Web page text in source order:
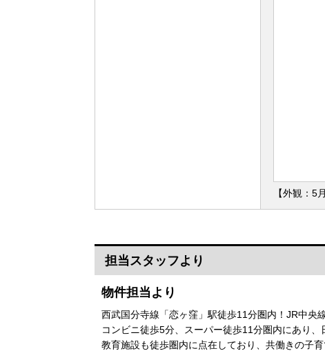
【外観：5
担当スタッフより
物件担当より
西武国分寺線「恋ヶ窪」駅徒歩11分圏内！JR中央
コンビニ徒歩5分、スーパー徒歩11分圏内にあり
教育施設も徒歩圏内に点在しており、共働きの子育